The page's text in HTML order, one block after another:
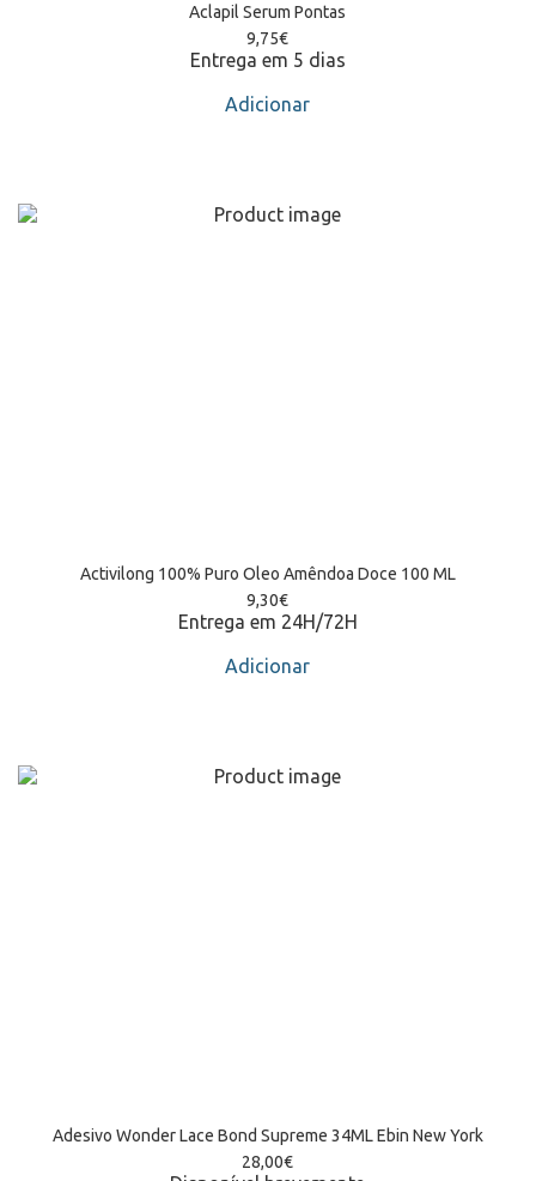
Aclapil Serum Pontas
9,75€
Entrega em 5 dias
Adicionar
Activilong 100% Puro Oleo Amêndoa Doce 100 ML
9,30€
Entrega em 24H/72H
Adicionar
Adesivo Wonder Lace Bond Supreme 34ML Ebin New York
28,00€